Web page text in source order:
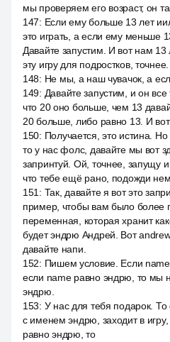
мы проверяем его возраст, он
147: Если ему больше 13 лет
это играть, а если ему меньше
Давайте запустим. И вот нам
эту игру для подростков, точнее.
148: Не мы, а наш чувачок, а
149: Давайте запустим, и он
что 20 оно больше, чем 13
20 больше, либо равно 13. И
150: Получается, это истина.
то у нас фолс, давайте мы вот
запринтуй. Ой, точнее, запущу
что тебе ещё рано, подожди
151 : Так, давайте я вот это
пример, чтобы вам было более
переменная, которая хранит
будет эндрю Андрей. Вот
давайте напи.
152: Пишем условие. Если
если name равно эндрю, то мы
эндрю.
153: У нас для тебя подарок. То
с именем эндрю, заходит в
равно эндрю, то